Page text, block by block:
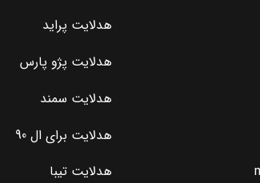
هدلایت پراید
هدلایت پژو پارس
هدلایت سمند
هدلایت برای ال 90
هدلایت تیبا